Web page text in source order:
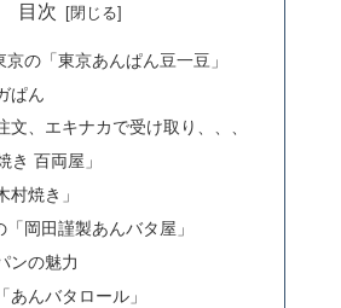
目次
の「東京あんぱん豆一豆」
ぱん
文、エキナカで受け取り、、、
き 百両屋」
村焼き」
岡田謹製あんバタ屋」
ンの魅力
あんバタロール」